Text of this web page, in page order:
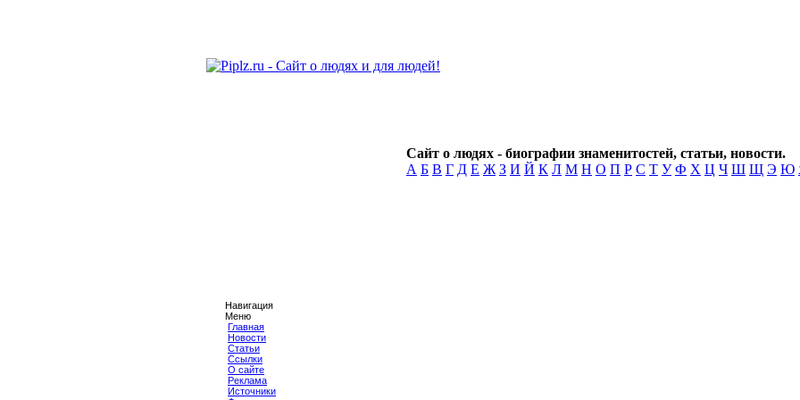
Сайт о людях - биографии знаменитостей, статьи, новости.
А Б В Г Д Е Ж З И Й К Л М Н О П Р С Т У Ф Х Ц Ч Ш Щ Э Ю
Навигация
Меню
Главная
Новости
Статьи
Ссылки
О сайте
Реклама
Источники